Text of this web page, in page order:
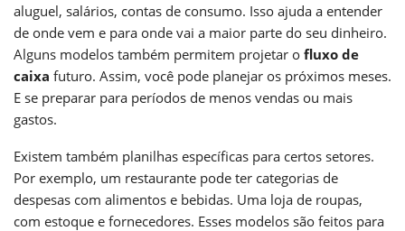
aluguel, salários, contas de consumo. Isso ajuda a entender
de onde vem e para onde vai a maior parte do seu dinheiro.
Alguns modelos também permitem projetar o fluxo de
caixa futuro. Assim, você pode planejar os próximos meses.
E se preparar para períodos de menos vendas ou mais
gastos.
Existem também planilhas específicas para certos setores.
Por exemplo, um restaurante pode ter categorias de
despesas com alimentos e bebidas. Uma loja de roupas,
com estoque e fornecedores. Esses modelos são feitos para